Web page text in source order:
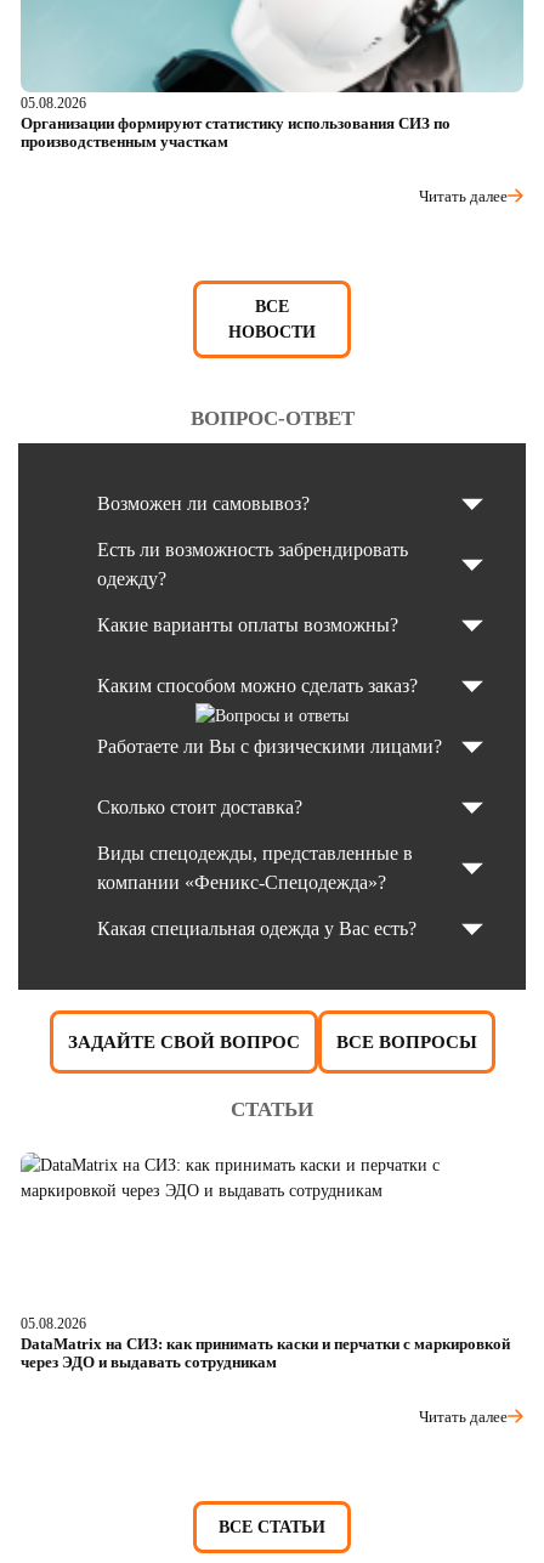
05.08.2026
Организации формируют статистику использования СИЗ по
производственным участкам
Читать далее
ВСЕ
НОВОСТИ
ВОПРОС-ОТВЕТ
Возможен ли самовывоз?
Есть ли возможность забрендировать
одежду?
Какие варианты оплаты возможны?
Каким способом можно сделать заказ?
Работаете ли Вы с физическими лицами?
Сколько стоит доставка?
Виды спецодежды, представленные в
компании «Феникс-Спецодежда»?
Какая специальная одежда у Вас есть?
ЗАДАЙТЕ СВОЙ ВОПРОС ВСЕ ВОПРОСЫ
СТАТЬИ
05.08.2026
DataMatrix на СИЗ: как принимать каски и перчатки с маркировкой
через ЭДО и выдавать сотрудникам
Читать далее
ВСЕ СТАТЬИ